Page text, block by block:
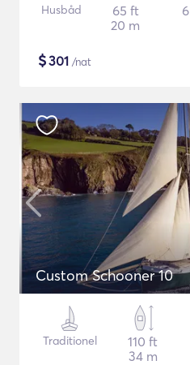
Husbåd
65 ft
20 m
6
$301 /nat
Custom Schooner 10
Traditionel
110 ft
34 m